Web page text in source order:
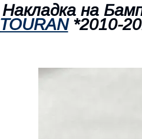
Накладка на
TOURAN*2010-